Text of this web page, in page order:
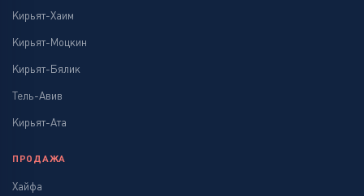
Кирьят-Хаим
Кирьят-Моцкин
Кирьят-Бялик
Тель-Авив
Кирьят-Ата
ПРОДАЖА
Хайфа